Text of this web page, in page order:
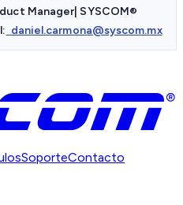
Manager| SYSCOM®
daniel.carmona@syscom.mx
SoporteContacto